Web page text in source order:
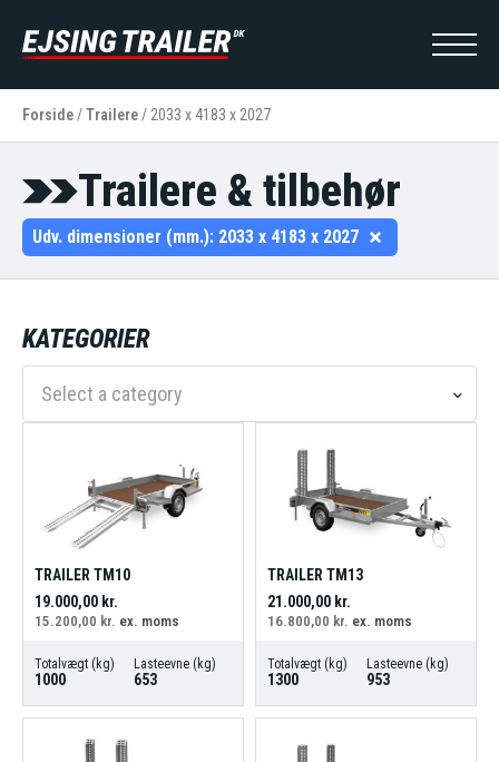
Forside/Trailere/ 2033 x 4183 x 2027
Trailere & tilbehør
Udv. dimensioner (mm.): 2033 x 4183 x 2027
KATEGORIER
Select a category
TRAILER TM10
19.000,00 kr.
15.200,00 kr. ex. moms
Totalvægt (kg)
1000
Lasteevne (kg)
653
TRAILER TM13
21.000,00 kr.
16.800,00 kr. ex. moms
Totalvægt (kg)
1300
Lasteevne (kg)
953